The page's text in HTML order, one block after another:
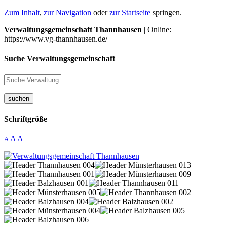
Zum Inhalt, zur Navigation oderzur Startseite springen.
Verwaltungsgemeinschaft Thannhausen | Online:
https://www.vg-thannhausen.de/
Suche Verwaltungsgemeinschaft
suchen
Schriftgröße
A A A